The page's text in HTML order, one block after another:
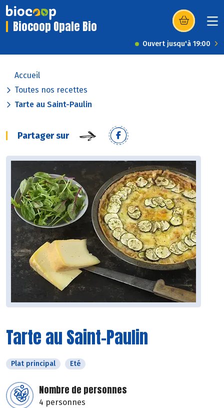
Biocoop Opale Bio (s’ouvre dans
Ouvert jusqu'à 19:00
Accueil
Toutes nos recettes
Tarte au Saint-Paulin
Partager sur
Tarte au Saint-Paulin
Plat principal Eté
Nombre de personnes
4 personnes